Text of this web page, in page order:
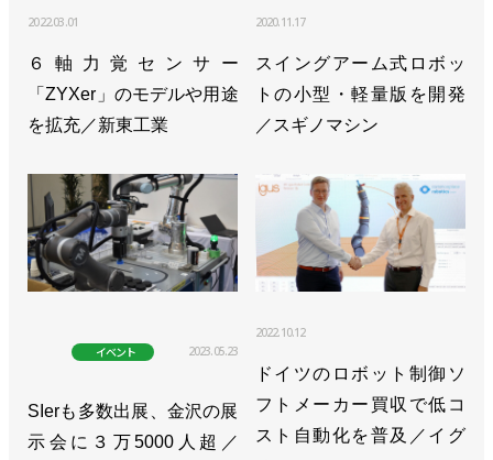
2022.03.01
６軸力覚センサー
「ZYXer」のモデルや用途
を拡充／新東工業
2020.11.17
スイングアーム式ロボッ
トの小型・軽量版を開発
／スギノマシン
イベント 2023.05.23
SIerも多数出展、金沢の展
示会に３万5000人超／
2022.10.12
ドイツのロボット制御ソ
フトメーカー買収で低コ
スト自動化を普及／イグ